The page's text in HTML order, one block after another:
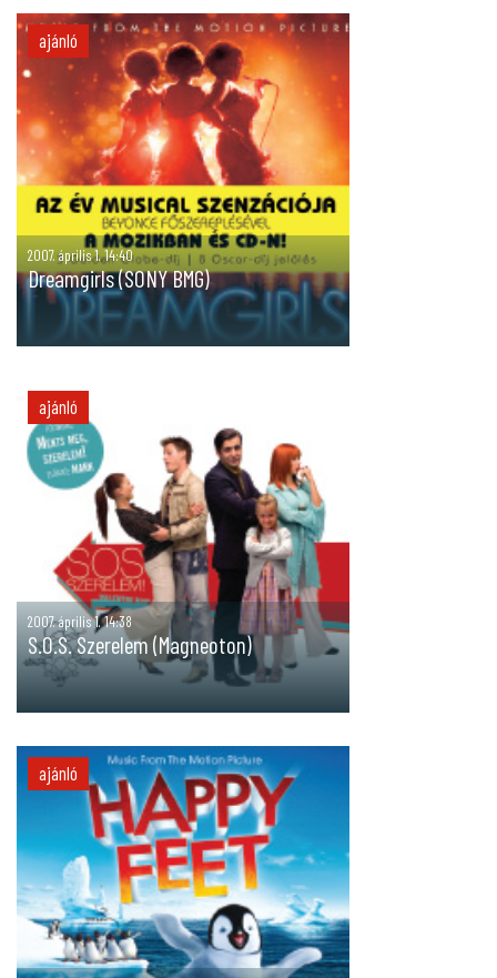
ajánló
2007. április 1. 14:40
Dreamgirls (SONY BMG)
ajánló
2007. április 1. 14:38
S.O.S. Szerelem (Magneoton)
ajánló